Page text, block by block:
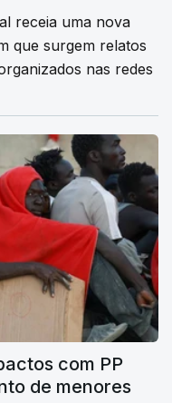
receia uma nova
que surgem relatos
nas redes
com PP
de menores